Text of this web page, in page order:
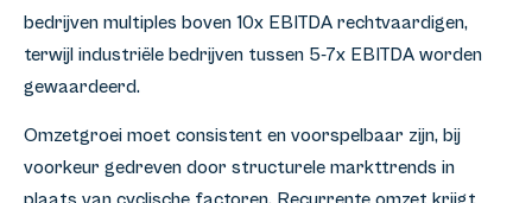
bedrijven multiples boven 10x EBITDA rechtvaardigen,
terwijl industriële bedrijven tussen 5-7x EBITDA worden
gewaardeerd.
Omzetgroei moet consistent en voorspelbaar zijn, bij
voorkeur gedreven door structurele markttrends in